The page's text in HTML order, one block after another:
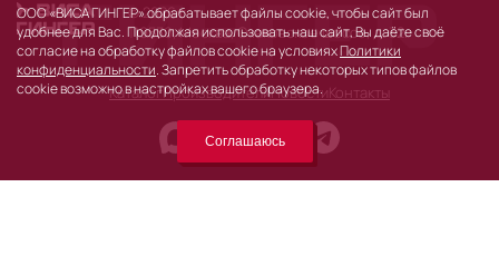
© 2026 г.
119530, Москва, Очаковское шоссе, д. 32.
КаталогПроизводителиНовостиКонтакты
ООО «ВИСА ГИНГЕР» обрабатывает файлы cookie, чтобы сайт был
удобнее для Вас. Продолжая использовать наш сайт, Вы даёте своё
согласие на обработку файлов cookie на условияхПолитики
конфиденциальности. Запретить обработку некоторых типов файлов
cookie возможно в настройках вашего браузера.
Соглашаюсь